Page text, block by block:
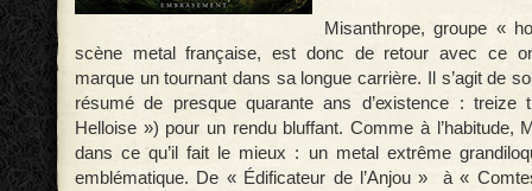
Misanthrope, groupe «
scène metal française, est donc de retour avec ce
marque un tournant dans sa longue carrière. Il s’agit de
résumé de presque quarante ans d’existence : treize
Helloise ») pour un rendu bluffant. Comme à l’habitude,
dans ce qu’il fait le mieux : un metal extrême
emblématique. De « Édificateur de l’Anjou » à «